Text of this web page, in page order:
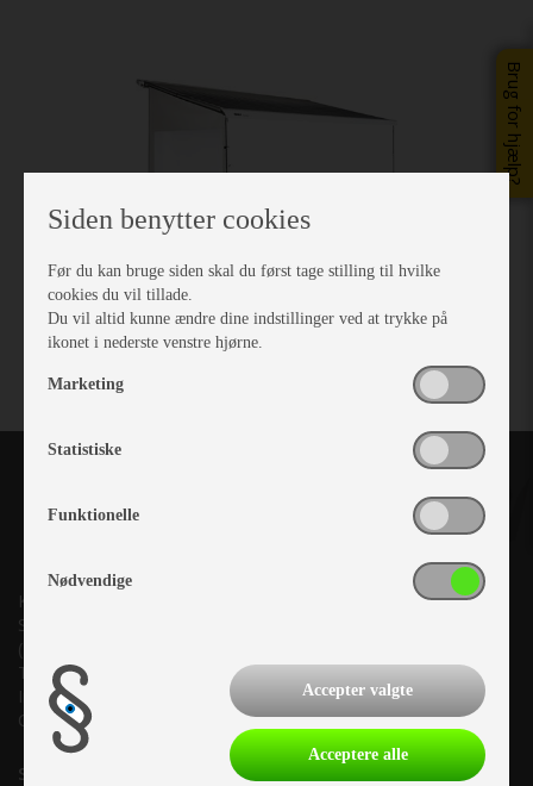
Brug for hjælp?
Kronjyllands Camping Center A/S
Suderholmen 10, 8960 Randers SØ
(Lige ud til Grenåvej)
Tlf. +45 87 10 98 70
Info@as-kcc.dk
CVR: 33 38 77 33
Samtykke til nyhedsbrev
Siden benytter cookies
Før du kan bruge siden skal du først tage stilling til hvilke
cookies du vil tillade.
Du vil altid kunne ændre dine indstillinger ved at trykke på
ikonet i nederste venstre hjørne.
Marketing
Statistiske
Funktionelle
Nødvendige
Accepter valgte
Acceptere alle